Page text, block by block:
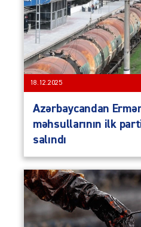
18.12.2025
Azərbaycandan
məhsullarının ilk
salındı